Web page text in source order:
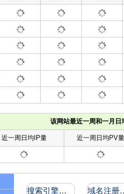
该网站最近一周和一月
近一周日均IP量 近一周日均PV量
搜索引擎收录和反向链接 域名